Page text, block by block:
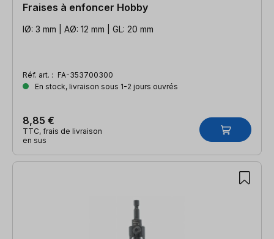
Fraises à enfoncer Hobby
IØ: 3 mm | AØ: 12 mm | GL: 20 mm
Réf. art. : FA-353700300
En stock, livraison sous 1-2 jours ouvrés
8,85 €
TTC, frais de livraison
en sus